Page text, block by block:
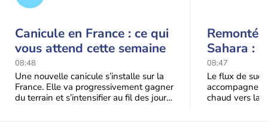
Canicule en France : ce qui
vous attend cette semaine
08:48
Une nouvelle canicule s’installe sur la
France. Elle va progressivement gagner
du terrain et s’intensifier au fil des jours.
Sahara :
ce week-
08:47
Le flux de sud
accompagne
chaud vers la